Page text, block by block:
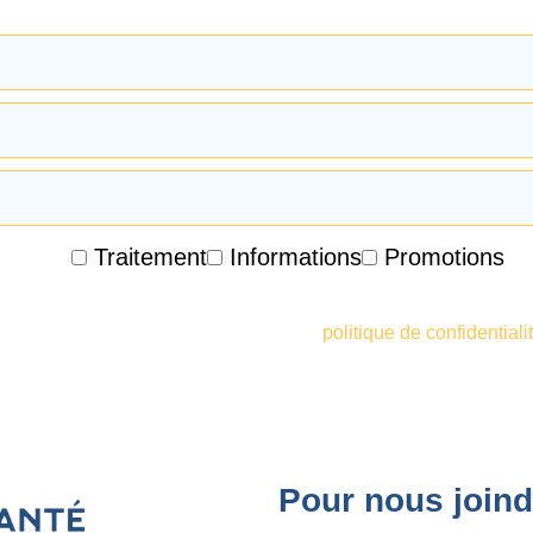
Traitement Informations Promotions
politique de
Pour nous